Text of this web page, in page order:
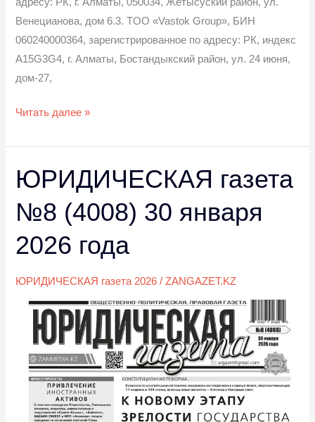
адресу: РК, г. Алматы, 050034, Жетысуский район, ул.
Венецианова, дом 6.3. TOO «Vastok Group», БИН
060240000364, зарегистрированное по адресу: РК, индекс
А15G3G4, г. Алматы, Бостандыкский район, ул. 24 июня,
дом-27,
Читать далее »
ЮРИДИЧЕСКАЯ газета
№8 (4008) 30 января
2026 года
ЮРИДИЧЕСКАЯ газета 2026 /ZANGAZET.KZ
ЮРИДИЧЕСКАЯ
газета
№8
30
2026
года